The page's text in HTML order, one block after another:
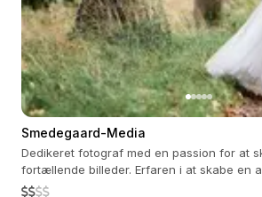
Smedegaard-Media
Dedikeret fotograf med en passion for at
fortællende billeder. Erfaren i at skabe en